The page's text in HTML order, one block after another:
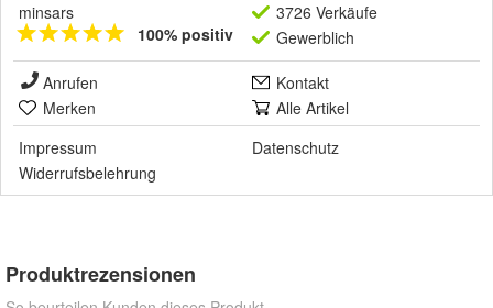
minsars
100% positiv
3726 Verkäufe
Gewerblich
Anrufen
Kontakt
Merken
Alle Artikel
Impressum
Datenschutz
Widerrufsbelehrung
Produktrezensionen